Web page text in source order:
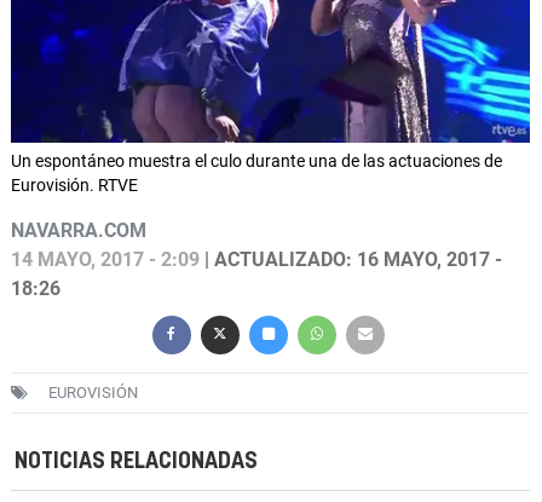
Un espontáneo muestra el culo durante una de las actuaciones de
Eurovisión. RTVE
NAVARRA.COM
14 MAYO, 2017 - 2:09 | ACTUALIZADO: 16 MAYO, 2017 -
18:26
EUROVISIÓN
NOTICIAS RELACIONADAS